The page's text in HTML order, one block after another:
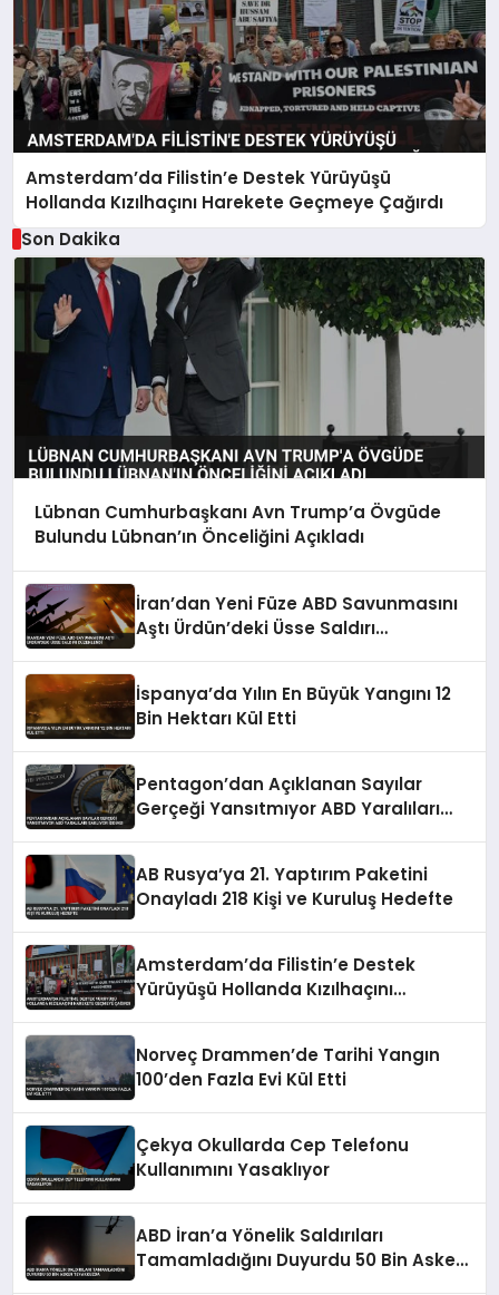
Amsterdam’da Filistin’e Destek Yürüyüşü
Hollanda Kızılhaçını Harekete Geçmeye Çağırdı
Son Dakika
Lübnan Cumhurbaşkanı Avn Trump’a Övgüde
Bulundu Lübnan’ın Önceliğini Açıkladı
İran’dan Yeni Füze ABD Savunmasını
Aştı Ürdün’deki Üsse Saldırı
İspanya’da Yılın En Büyük Yangını 12
Bin Hektarı Kül Etti
Pentagon’dan Açıklanan Sayılar
Gerçeği Yansıtmıyor ABD Yaralıları
AB Rusya’ya 21. Yaptırım Paketini
Onayladı 218 Kişi ve Kuruluş Hedefte
Amsterdam’da Filistin’e Destek
Yürüyüşü Hollanda Kızılhaçını
Norveç Drammen’de Tarihi Yangın
100’den Fazla Evi Kül Etti
Çekya Okullarda Cep Telefonu
Kullanımını Yasaklıyor
ABD İran’a Yönelik Saldırıları
Tamamladığını Duyurdu 50 Bin Asker